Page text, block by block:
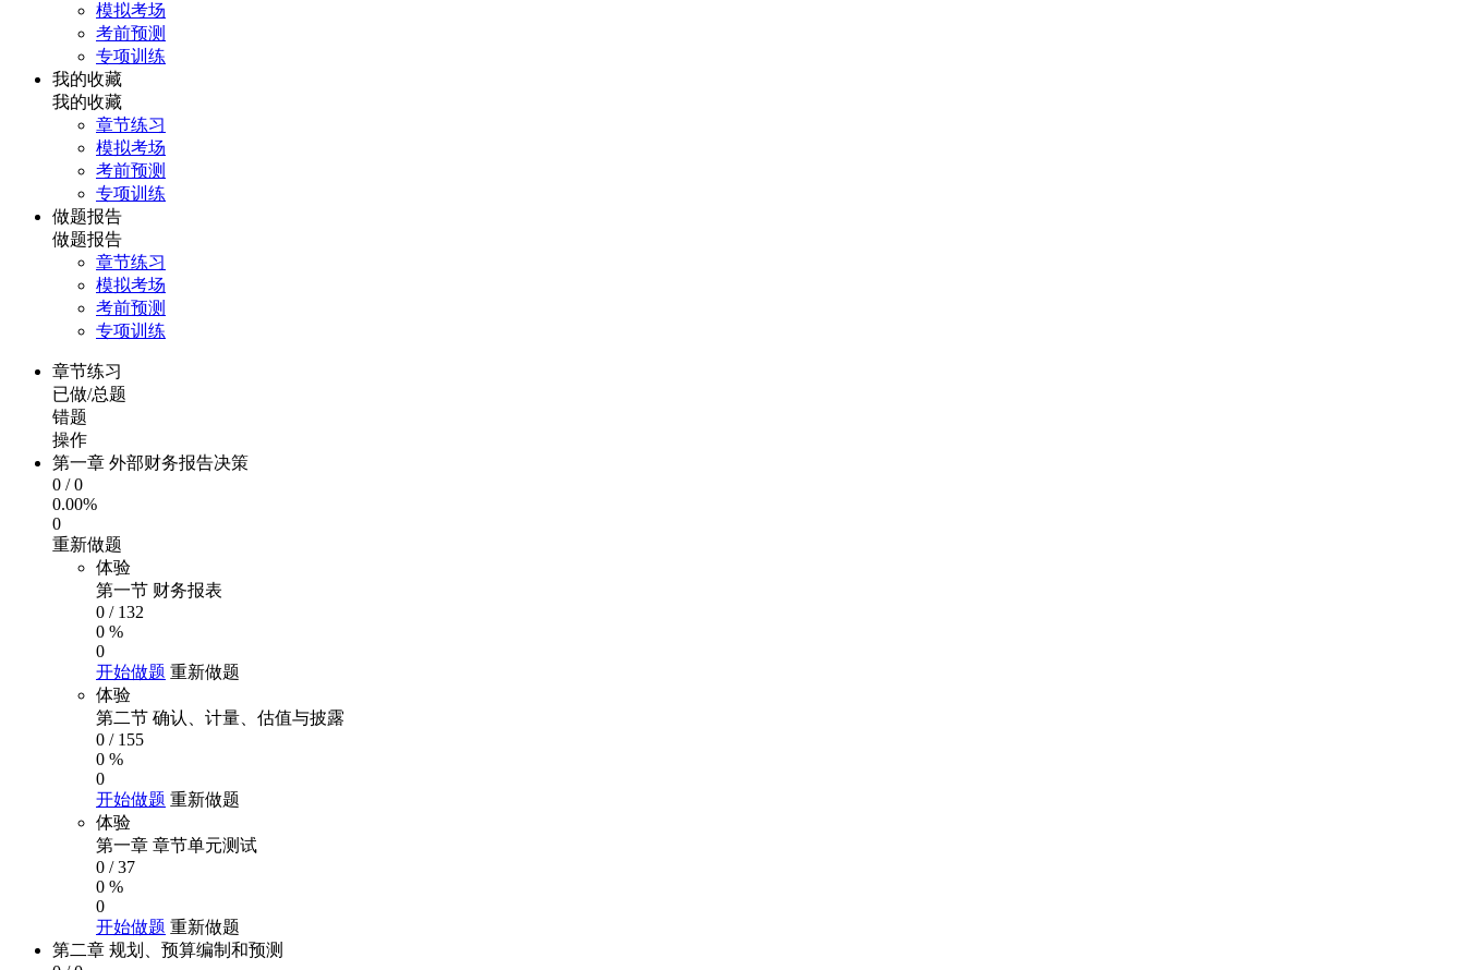
模拟考场
考前预测
专项训练
我的收藏
我的收藏
章节练习
模拟考场
考前预测
专项训练
做题报告
做题报告
章节练习
模拟考场
考前预测
专项训练
章节练习
已做/总题
错题
操作
第一章 外部财务报告决策
0 /0
0.00%
0
重新做题
体验
第一节 财务报表
0 / 132
0 %
0
开始做题 重新做题
体验
第二节 确认、计量、估值与披露
0 / 155
0 %
0
开始做题 重新做题
体验
第一章 章节单元测试
0 /37
0 %
0
开始做题 重新做题
第二章 规划、预算编制和预测